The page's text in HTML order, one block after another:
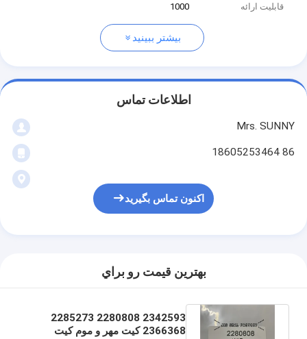
قابلیت ارائه
1000
بیشتر ببینید
اطلاعات تماس
Mrs. SUNNY
86 18605253464
اکنون تماس بگیرید
بهترين قيمت رو براي
2342593 2280808 2285273
2366368 کیت مهر و موم کیت